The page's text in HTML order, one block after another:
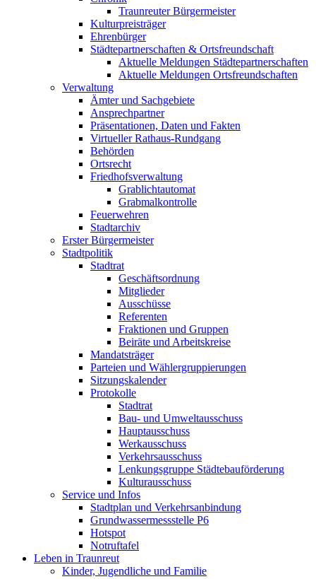
Traunreuter Bürgermeister
Kulturpreisträger
Ehrenbürger
Städtepartnerschaften & Ortsfreundschaft
Aktuelle Meldungen Städtepartnerschaften
Aktuelle Meldungen Ortsfreundschaften
Verwaltung
Ämter und Sachgebiete
Ansprechpartner
Präsentationen, Daten und Fakten
Virtueller Rathaus-Rundgang
Behörden
Ortsrecht
Friedhofsverwaltung
Grablichtautomat
Grabmalkontrolle
Feuerwehren
Stadtarchiv
Erster Bürgermeister
Stadtpolitik
Stadtrat
Geschäftsordnung
Mitglieder
Ausschüsse
Referenten
Fraktionen und Gruppen
Beiräte und Arbeitskreise
Mandatsträger
Parteien und Wählergruppierungen
Sitzungskalender
Protokolle
Stadtrat
Bau- und Umweltausschuss
Hauptausschuss
Werkausschuss
Verkehrsausschuss
Lenkungsgruppe Städtebauförderung
Kulturausschuss
Service und Infos
Stadtplan und Verkehrsanbindung
Grundwassermessstelle P6
Hotspot
Notruftafel
Leben in Traunreut
Kinder, Jugendliche und Familie